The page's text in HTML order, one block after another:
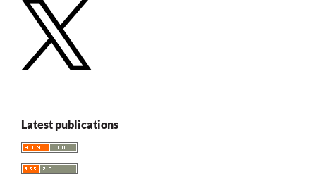
Latest publications